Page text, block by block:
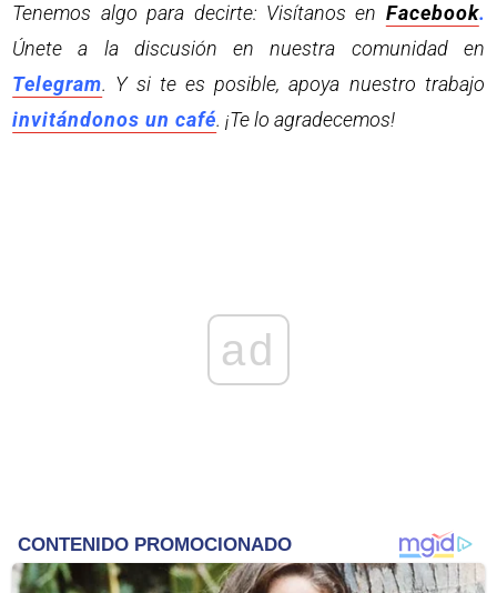
Tenemos algo para decirte: Visítanos en Facebook.
Únete a la discusión en nuestra comunidad en
Telegram. Y si te es posible, apoya nuestro trabajo
invitándonos un café. ¡Te lo agradecemos!
ad